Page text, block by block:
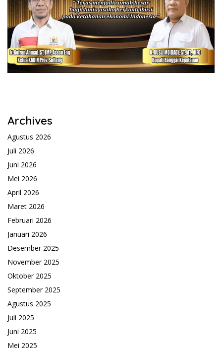
Archives
Agustus 2026
Juli 2026
Juni 2026
Mei 2026
April 2026
Maret 2026
Februari 2026
Januari 2026
Desember 2025
November 2025
Oktober 2025
September 2025
Agustus 2025
Juli 2025
Juni 2025
Mei 2025